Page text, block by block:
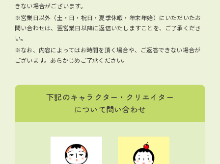
きない場合がございます。
※営業日以外（土・日・祝日・夏季休暇・年末年始）にいただいたお
問い合わせは、翌営業日以降に返信いたしますことを、ご了承くださ
い。
※なお、内容によってはお時間を頂く場合や、ご返答できない場合が
ございます。あらかじめご了承ください。
下記のキャラクター・クリエイター
について問い合わせ